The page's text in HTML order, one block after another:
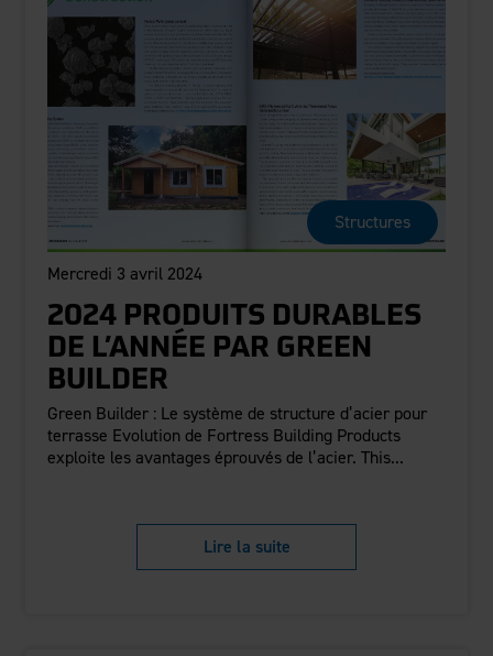
Structures
Mercredi 3 avril 2024
2024 PRODUITS DURABLES
DE L’ANNÉE PAR GREEN
BUILDER
Green Builder : Le système de structure d’acier pour
terrasse Evolution de Fortress Building Products
exploite les avantages éprouvés de l’acier. This...
Lire la suite